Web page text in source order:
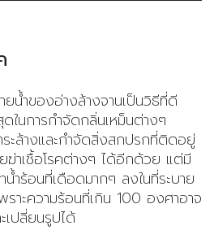
ยน้ำของอ่างล้างจานเป็นวิธีที่ดี
นการกำจัดกลิ่นเหม็นต่างๆ
ระล้างและกำจัดสิ่งสกปรกที่ติดอยู่
าเชื้อโรคต่างๆ ได้อีกด้วย แต่มี
ำร้อนที่เดือดมากๆ ลงในที่ระบาย
าะความร้อนที่เกิน 100 องศาอาจ
เปลี่ยนรูปได้